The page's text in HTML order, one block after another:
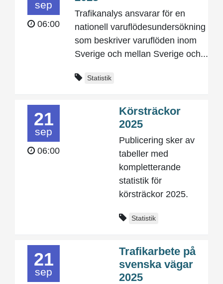
sep
06:00
Trafikanalys ansvarar för en
nationell varuflödesundersökning
som beskriver varuflöden inom
Sverige och mellan Sverige och...
Statistik
21
sep
06:00
Körsträckor
2025
Publicering sker av
tabeller med
kompletterande
statistik för
körsträckor 2025.
Statistik
21
sep
Trafikarbete på
svenska vägar
2025